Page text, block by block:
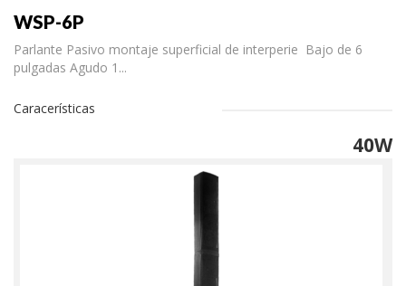
WSP-6P
Parlante Pasivo montaje superficial de interperie Bajo de 6
pulgadas Agudo 1...
Caracerísticas
40W